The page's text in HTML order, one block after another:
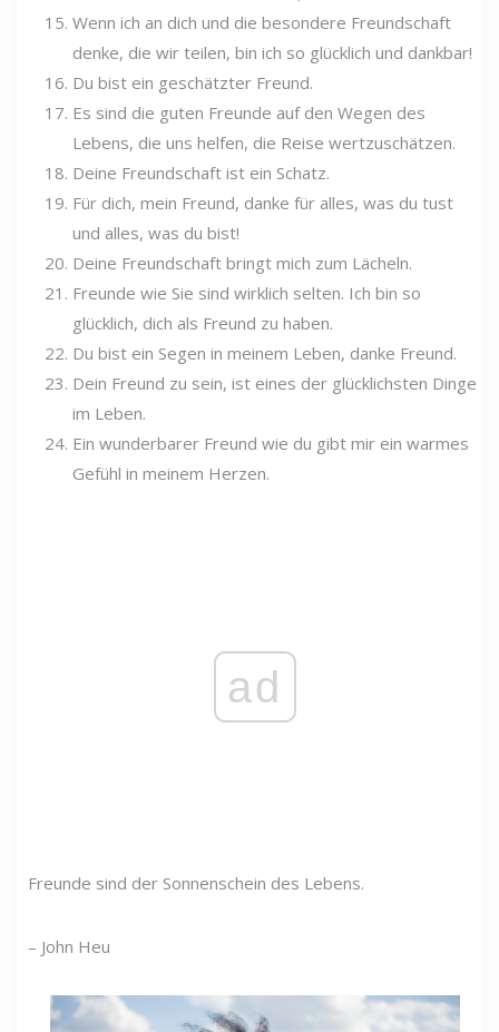
Wenn ich an dich und die besondere Freundschaft
denke, die wir teilen, bin ich so glücklich und dankbar!
Du bist ein geschätzter Freund.
Es sind die guten Freunde auf den Wegen des
Lebens, die uns helfen, die Reise wertzuschätzen.
Deine Freundschaft ist ein Schatz.
Für dich, mein Freund, danke für alles, was du tust
und alles, was du bist!
Deine Freundschaft bringt mich zum Lächeln.
Freunde wie Sie sind wirklich selten. Ich bin so
glücklich, dich als Freund zu haben.
Du bist ein Segen in meinem Leben, danke Freund.
Dein Freund zu sein, ist eines der glücklichsten Dinge
im Leben.
Ein wunderbarer Freund wie du gibt mir ein warmes
Gefühl in meinem Herzen.
ad
Freunde sind der Sonnenschein des Lebens.
– John Heu